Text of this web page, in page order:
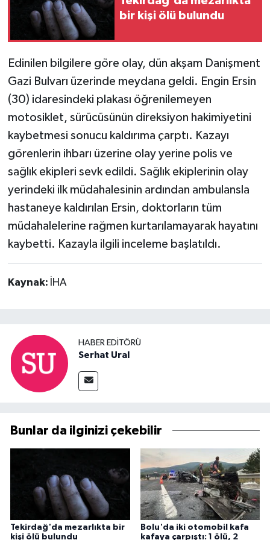
bir kişi ölü bulundu
Edinilen bilgilere göre olay, dün akşam Danişment
Gazi Bulvarı üzerinde meydana geldi. Engin Ersin
(30) idaresindeki plakası öğrenilemeyen
motosiklet, sürücüsünün direksiyon hakimiyetini
kaybetmesi sonucu kaldırıma çarptı. Kazayı
görenlerin ihbarı üzerine olay yerine polis ve
sağlık ekipleri sevk edildi. Sağlık ekiplerinin olay
yerindeki ilk müdahalesinin ardından ambulansla
hastaneye kaldırılan Ersin, doktorların tüm
müdahalelerine rağmen kurtarılamayarak hayatını
kaybetti. Kazayla ilgili inceleme başlatıldı.
Kaynak: İHA
HABER EDITÖRÜ
Serhat Ural
Bunlar da ilginizi çekebilir
Tekirdağ'da mezarlıkta bir
kişi ölü bulundu
Bolu'da iki otomobil kafa
kafaya çarpıştı: 1 ölü, 2